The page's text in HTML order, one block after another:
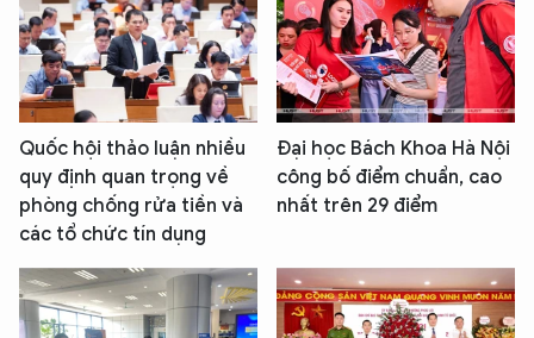
Quốc hội thảo luận nhiều
quy định quan trọng về
phòng chống rửa tiền và
các tổ chức tín dụng
Đại học Bách Khoa Hà Nội
công bố điểm chuẩn, cao
nhất trên 29 điểm